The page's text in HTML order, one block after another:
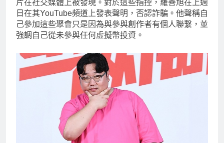
片在社交媒體上被發現。對於這些指控，羅善旭在上週
日在其YouTube頻道上發表聲明，否認詐騙。他聲稱自
己參加這些聚會只是因為與參與創作者有個人聯繫，並
強調自己從未參與任何虛擬幣投資。